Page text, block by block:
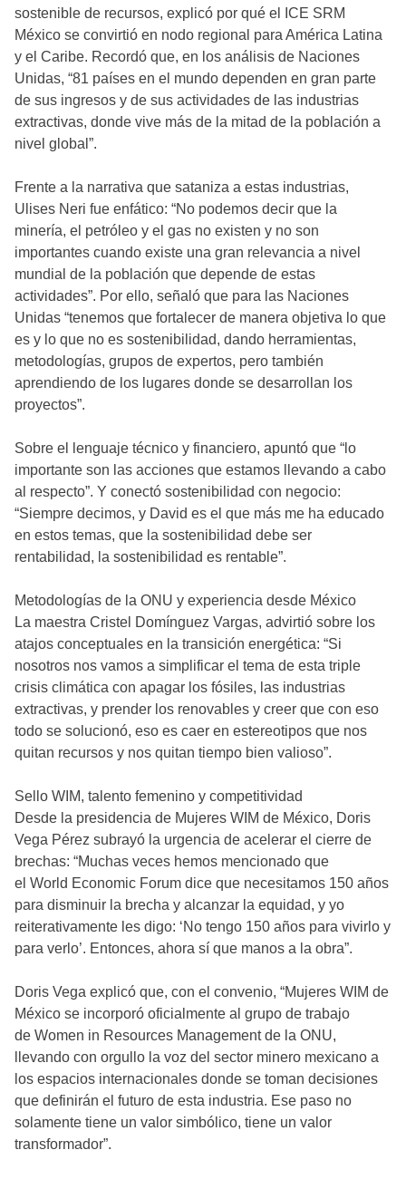
sostenible de recursos, explicó por qué el ICE SRM
México se convirtió en nodo regional para América Latina
y el Caribe. Recordó que, en los análisis de Naciones
Unidas, “81 países en el mundo dependen en gran parte
de sus ingresos y de sus actividades de las industrias
extractivas, donde vive más de la mitad de la población a
nivel global”.
Frente a la narrativa que sataniza a estas industrias,
Ulises Neri fue enfático: “No podemos decir que la
minería, el petróleo y el gas no existen y no son
importantes cuando existe una gran relevancia a nivel
mundial de la población que depende de estas
actividades”. Por ello, señaló que para las Naciones
Unidas “tenemos que fortalecer de manera objetiva lo que
es y lo que no es sostenibilidad, dando herramientas,
metodologías, grupos de expertos, pero también
aprendiendo de los lugares donde se desarrollan los
proyectos”.
Sobre el lenguaje técnico y financiero, apuntó que “lo
importante son las acciones que estamos llevando a cabo
al respecto”. Y conectó sostenibilidad con negocio:
“Siempre decimos, y David es el que más me ha educado
en estos temas, que la sostenibilidad debe ser
rentabilidad, la sostenibilidad es rentable”.
Metodologías de la ONU y experiencia desde México
La maestra Cristel Domínguez Vargas, advirtió sobre los
atajos conceptuales en la transición energética: “Si
nosotros nos vamos a simplificar el tema de esta triple
crisis climática con apagar los fósiles, las industrias
extractivas, y prender los renovables y creer que con eso
todo se solucionó, eso es caer en estereotipos que nos
quitan recursos y nos quitan tiempo bien valioso”.
Sello WIM, talento femenino y competitividad
Desde la presidencia de Mujeres WIM de México, Doris
Vega Pérez subrayó la urgencia de acelerar el cierre de
brechas: “Muchas veces hemos mencionado que
el World Economic Forum dice que necesitamos 150 años
para disminuir la brecha y alcanzar la equidad, y yo
reiterativamente les digo: ‘No tengo 150 años para vivirlo y
para verlo’. Entonces, ahora sí que manos a la obra”.
Doris Vega explicó que, con el convenio, “Mujeres WIM de
México se incorporó oficialmente al grupo de trabajo
de Women in Resources Management de la ONU,
llevando con orgullo la voz del sector minero mexicano a
los espacios internacionales donde se toman decisiones
que definirán el futuro de esta industria. Ese paso no
solamente tiene un valor simbólico, tiene un valor
transformador”.